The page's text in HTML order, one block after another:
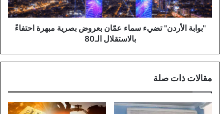
مبهرة
احتفاءً
بالاستقلال
"بوابة الأردن" تضيء سماء عمّان بعروض بصرية مبهرة احتفاءً
بالاستقلال الـ80
مقالات ذات صلة